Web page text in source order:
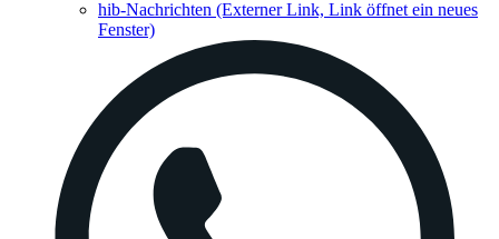
hib-Nachrichten (Externer Link, Link öffnet ein neues
Fenster)